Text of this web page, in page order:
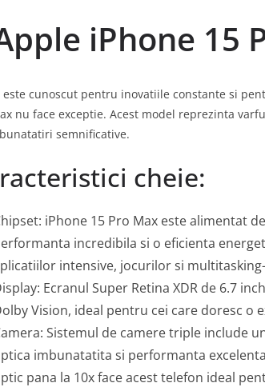
iPhone 15
este cunoscut pentru inovatiile constante si
nu face exceptie. Acest model reprezinta
semnificative.
cheie:
iPhone 15 Pro Max este alimentat
incredibila si o eficienta
intensive, jocurilor si
Ecranul Super Retina XDR de 6.7
Vision, ideal pentru cei care doresc o
Sistemul de camere triple include
imbunatatita si performanta
pana la 10x face acest telefon ideal